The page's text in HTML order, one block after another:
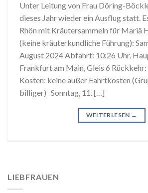
Unter Leitung von Frau Döring-
dieses Jahr wieder ein Ausflug statt.
Rhön mit Kräutersammeln für Mariä
(keine kräuterkundliche Führung):
August 2024 Abfahrt: 10:26 Uhr,
Frankfurt am Main, Gleis 6 Rückkehr:
Kosten: keine außer Fahrtkosten
billiger) Sonntag, 11. […]
WEITERLESEN →
LIEBFRAUEN